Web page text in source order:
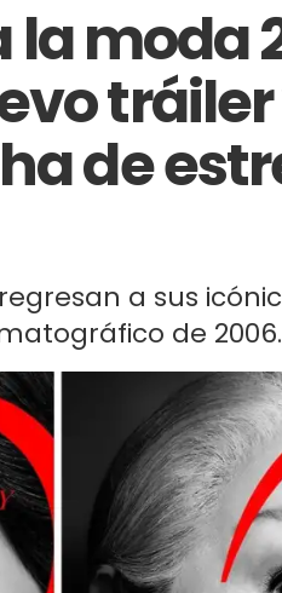
la moda
de
a sus
de 2006.